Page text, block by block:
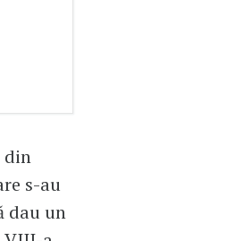
din
s-au
dau un